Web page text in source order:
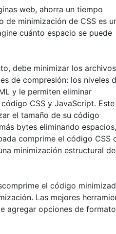
web, ahorra un tiempo
de minimización de CSS es
cuánto espacio se puede
debe minimizar los archivos
de compresión: los niveles
y le permiten eliminar
CSS y JavaScript. Este
el tamaño de su código
bytes eliminando espacios,
comprime el código CSS
minimización estructural
el código
Las mejores
agregar opciones de formato